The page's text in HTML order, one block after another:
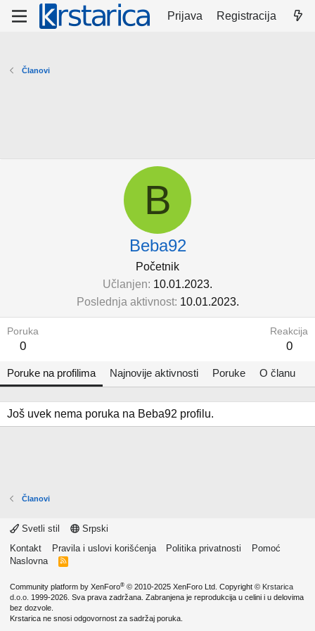
Prijava Registracija
Članovi
B
Beba92
Početnik
Učlanjen 10.01.2023.
Poslednja aktivnost 10.01.2023.
Poruka
0
Reakcija
0
Poruke na profilima Najnovije aktivnosti Poruke O članu
Još uvek nema poruka na Beba92 profilu.
Članovi
Svetli stil
Srpski
Kontakt
Pravila i uslovi korišćenja Politika privatnosti
Pomoć
Naslovna
R
Community platform by XenForo® © 2010-2025 XenForo Ltd. Copyright © Krstarica
d.o.o. 1999-2026. Sva prava zadržana. Zabranjena je reprodukcija u celini i u delovima
bez dozvole.
Krstarica ne snosi odgovornost za sadržaj poruka.